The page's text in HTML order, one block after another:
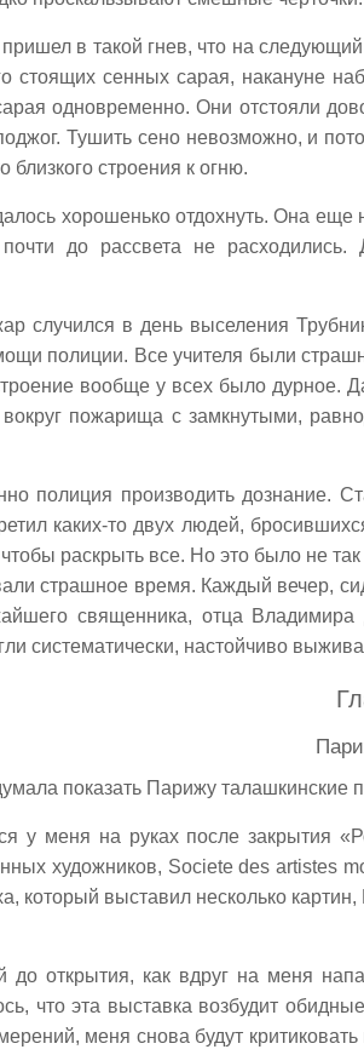
в такой гнев, что на
стоящих сенных сарая, накануне
одновременно. Они отстояли
Тушить сено невозможно, и
близкого строения к огню.
хорошенько отдохнуть. Она
до рассвета не
случился в день выселения
полиции. Все учителя были
вообще у всех было дурное.
пожарища с замкнутыми,
полиция производить дознание.
каких-то двух людей,
раскрыть все. Но это было не
страшное время. Каждый вечер,
священника, отца
систематически, настойчиво
показать Парижу талашкинские
у меня на руках после закрытия
художников, Societe des artistes
который выставил несколько
до открытия, как вдруг на меня
что эта выставка возбудит
меня снова будут